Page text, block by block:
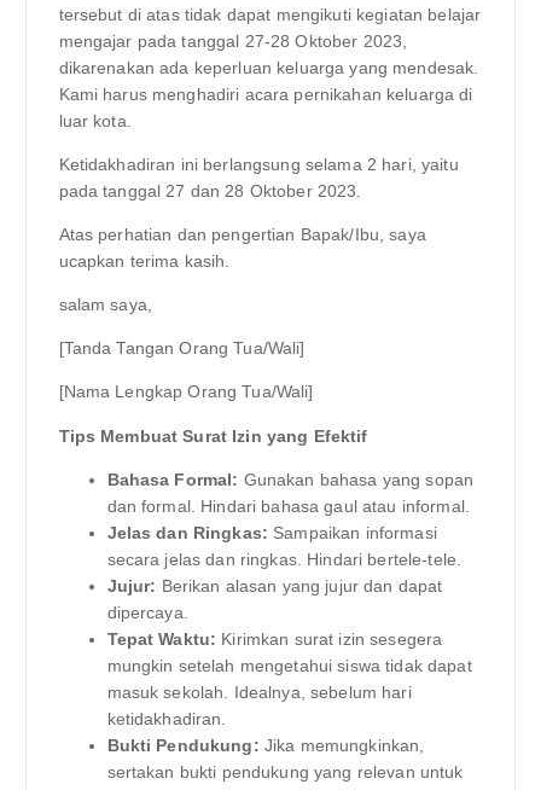
tersebut di atas tidak dapat mengikuti kegiatan belajar
mengajar pada tanggal 27-28 Oktober 2023,
dikarenakan ada keperluan keluarga yang mendesak.
Kami harus menghadiri acara pernikahan keluarga di
luar kota.
Ketidakhadiran ini berlangsung selama 2 hari, yaitu
pada tanggal 27 dan 28 Oktober 2023.
Atas perhatian dan pengertian Bapak/Ibu, saya
ucapkan terima kasih.
salam saya,
[Tanda Tangan Orang Tua/Wali]
[Nama Lengkap Orang Tua/Wali]
Tips Membuat Surat Izin yang Efektif
Bahasa Formal: Gunakan bahasa yang sopan
dan formal. Hindari bahasa gaul atau informal.
Jelas dan Ringkas: Sampaikan informasi
secara jelas dan ringkas. Hindari bertele-tele.
Jujur: Berikan alasan yang jujur dan dapat
dipercaya.
Tepat Waktu: Kirimkan surat izin sesegera
mungkin setelah mengetahui siswa tidak dapat
masuk sekolah. Idealnya, sebelum hari
ketidakhadiran.
Bukti Pendukung: Jika memungkinkan,
sertakan bukti pendukung yang relevan untuk